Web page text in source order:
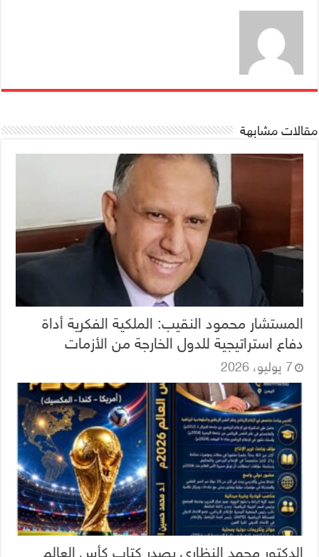
مقالات مشابهة
المستشار محمود النقيب: الملكية الفكرية أداة
دفاع استراتيجية للدول الخارجة من الأزمات
7 يوليو، 2026
الدكتور محمد النظاري يصدر كتاب كأس العالم